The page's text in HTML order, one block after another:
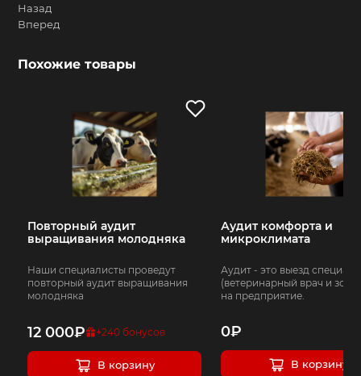
Назад
Вперед
Похожие товары
Повторный аудит
выращивания молодняка
Наши специалисты проведут
повторный аудит выращивания
молодняка
12 000₽ +240 бонусов
В корзину
Аудит комфорта и
микроклимата
Аудит - это выезд
(ветеринарный врач и
на предприятие.
0₽
В корзину